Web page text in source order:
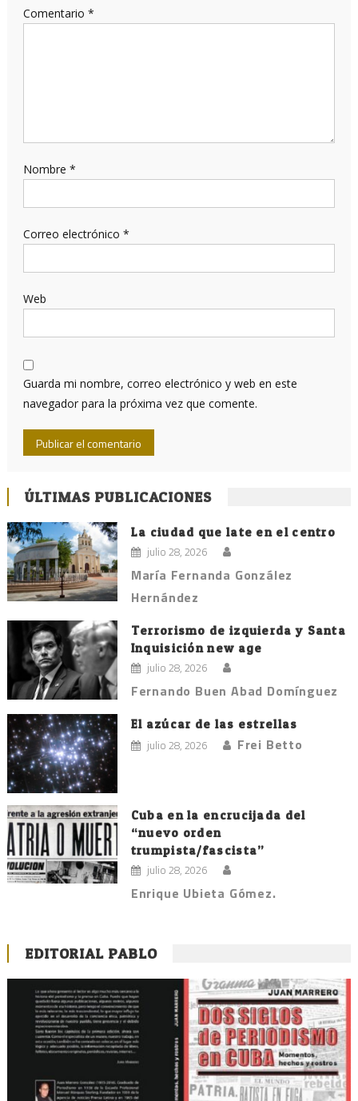
Comentario *
Nombre *
Correo electrónico *
Web
Guarda mi nombre, correo electrónico y web en este
navegador para la próxima vez que comente.
ÚLTIMAS PUBLICACIONES
La ciudad que late en el centro
julio 28, 2026
María Fernanda González
Hernández
Terrorismo de izquierda y Santa
Inquisición new age
julio 28, 2026
Fernando Buen Abad Domínguez
El azúcar de las estrellas
julio 28, 2026 Frei Betto
Cuba en la encrucijada del
“nuevo orden
trumpista/fascista”
julio 28, 2026
Enrique Ubieta Gómez.
EDITORIAL PABLO